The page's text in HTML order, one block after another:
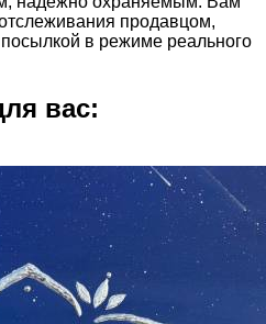
продавцом,
в режиме реального
вас: